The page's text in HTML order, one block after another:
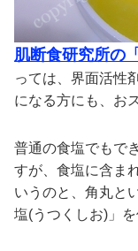
肌断食研究所の
っては、界面活性
になる方にも、お
普通の食塩でもで
すが、食塩に含ま
いうのと、角丸と
塩(うつくしお)」を